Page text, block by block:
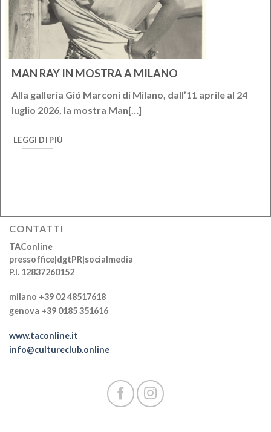
MAN RAY IN MOSTRA A MILANO
Alla galleria Gió Marconi di Milano, dall’11 aprile al 24
luglio 2026, la mostra Man[…]
LEGGI DI PIÙ
CONTATTI
TAConline
pressoffice|dgtPR|socialmedia
P.I. 12837260152
milano +39 02 48517618
genova +39 0185 351616
www.taconline.it
info@cultureclub.online